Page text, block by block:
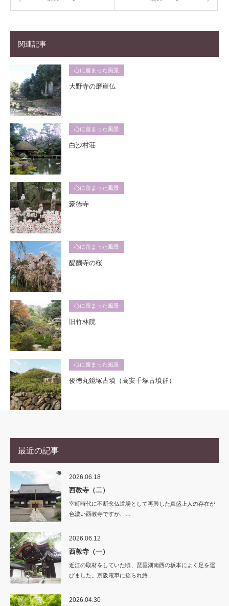
関連記事
心に留まった風景
大野寺の磨崖仏
心に留まった風景
白沙村荘
心に留まった風景
豪徳寺
心に留まった風景
醍醐寺の桜
心に留まった風景
旧竹林院
心に留まった風景
俊徳丸鏡塚古墳（高安千塚古墳群）
最近の記事
2026.06.18
西教寺（二）
室町時代に不断念仏道場として再興した真盛上人の存在が
色濃い西教寺ですが、…
2026.06.12
西教寺（一）
近江の取材をしていた頃、琵琶湖南西の坂本によく足を運
びました。京阪電車に揺られ終…
2026.04.30